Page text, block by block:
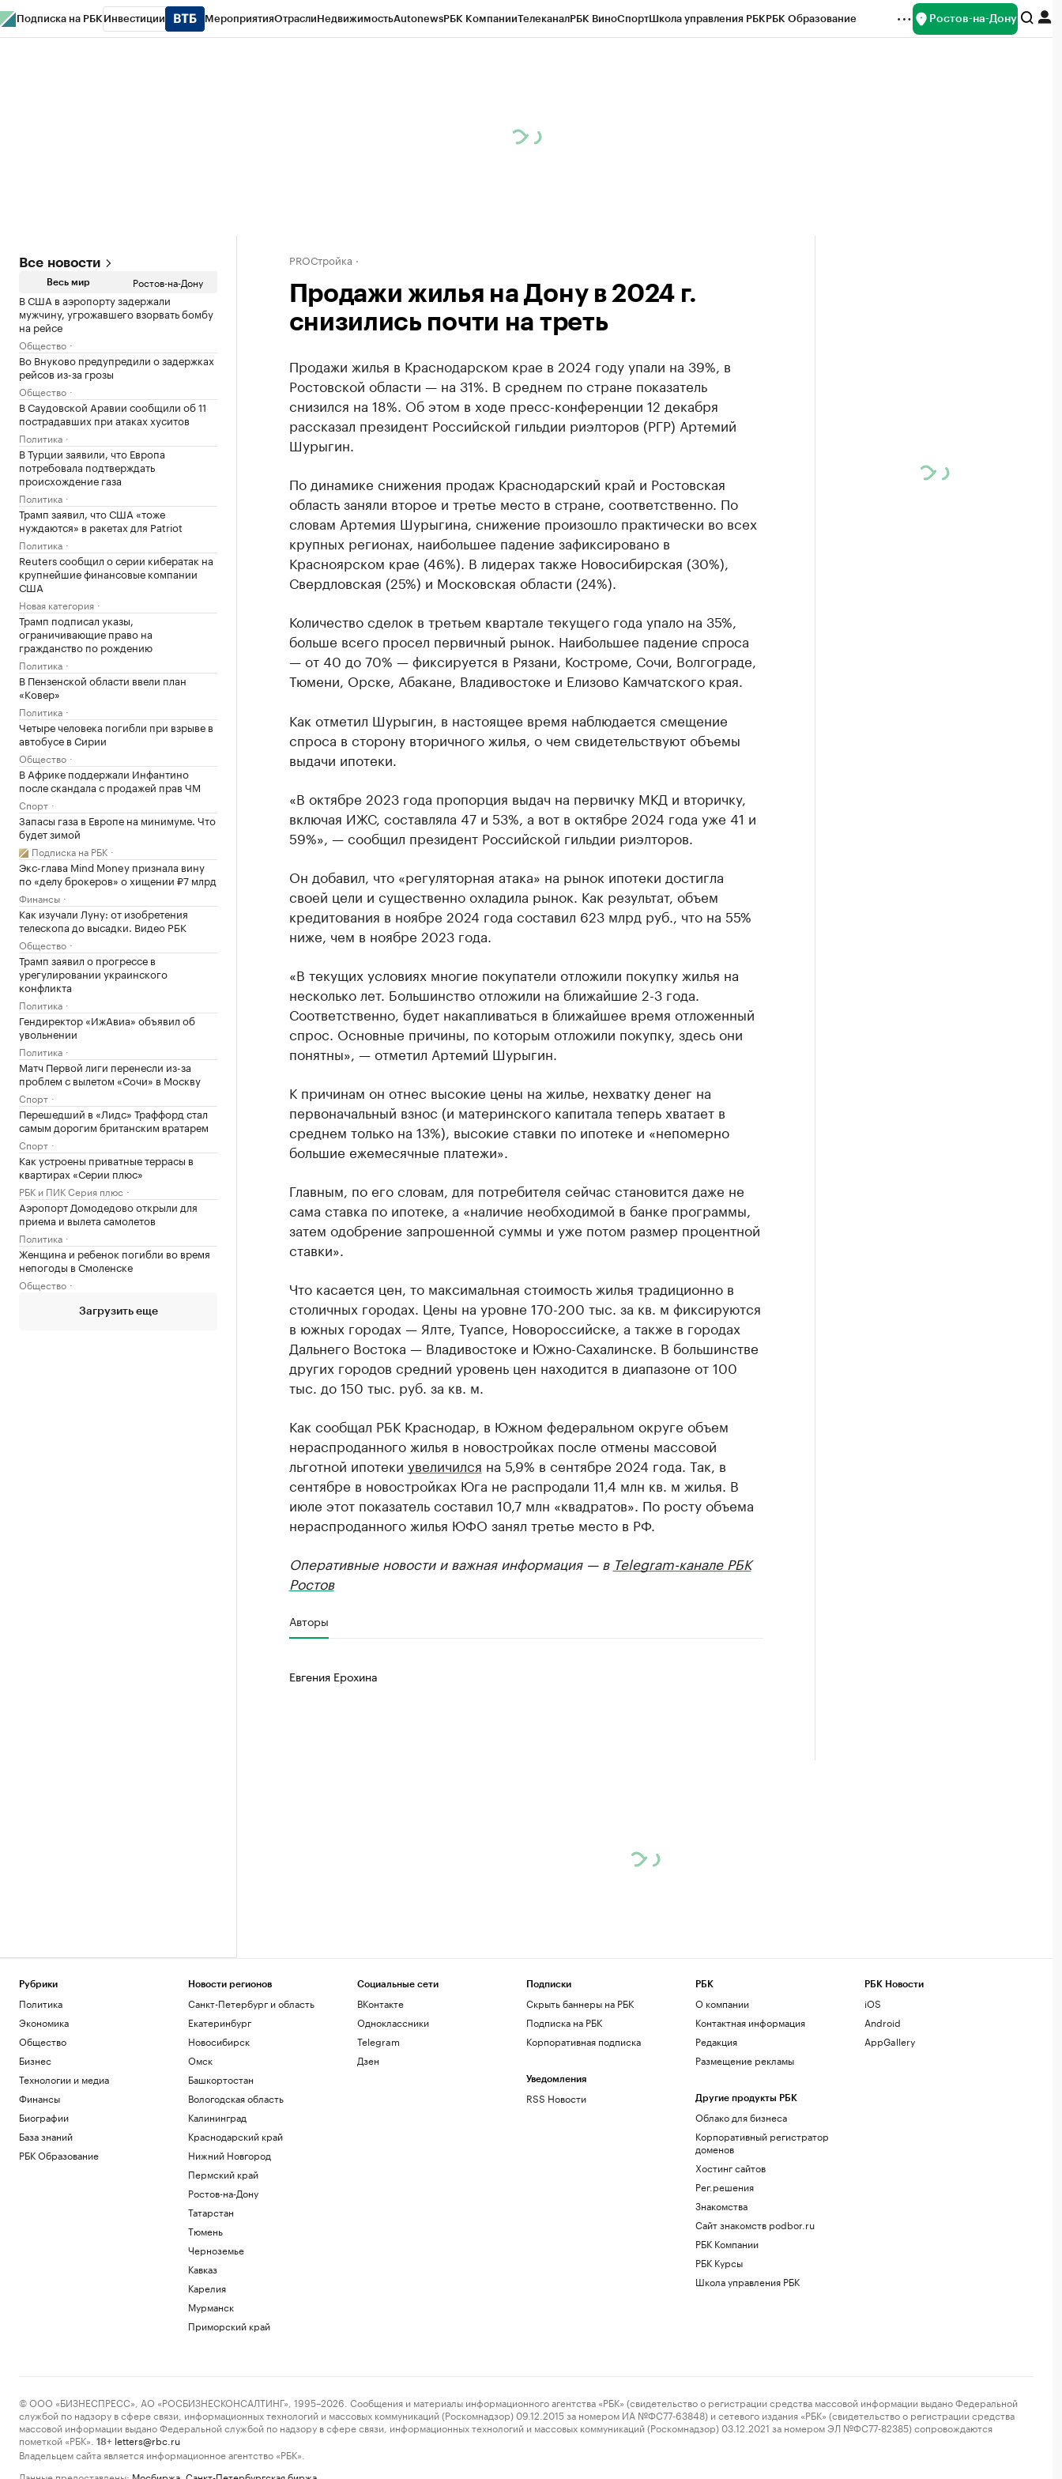
Подписка на РБК Инвестиции МероприятияОтраслиНедвижимостьAutonewsРБК КомпанииТелеканалРБК ВиноСпортШкола управления РБКРБК Образование Ростов-на-Дону
Все новости
Весь мир Ростов-на-Дону
В США в аэропорту задержали
мужчину, угрожавшего взорвать бомбу
на рейсе
Общество
Во Внуково предупредили о задержках
рейсов из-за грозы
Общество
В Саудовской Аравии сообщили об 11
пострадавших при атаках хуситов
Политика
В Турции заявили, что Европа
потребовала подтверждать
происхождение газа
Политика
Трамп заявил, что США «тоже
нуждаются» в ракетах для Patriot
Политика
Reuters сообщил о серии кибератак на
крупнейшие финансовые компании
США
Новая категория
Трамп подписал указы,
ограничивающие право на
гражданство по рождению
Политика
В Пензенской области ввели план
«Ковер»
Политика
Четыре человека погибли при взрыве в
автобусе в Сирии
Общество
В Африке поддержали Инфантино
после скандала с продажей прав ЧМ
Спорт
Запасы газа в Европе на минимуме. Что
будет зимой
Подписка на РБК
Экс-глава Mind Money признала вину
по «делу брокеров» о хищении ₽7 млрд
Финансы
Как изучали Луну: от изобретения
телескопа до высадки. Видео РБК
Общество
Трамп заявил о прогрессе в
урегулировании украинского
конфликта
Политика
Гендиректор «ИжАвиа» объявил об
увольнении
Политика
Матч Первой лиги перенесли из-за
проблем с вылетом «Сочи» в Москву
Спорт
Перешедший в «Лидс» Траффорд стал
самым дорогим британским вратарем
Спорт
Как устроены приватные террасы в
квартирах «Серии плюс»
РБК и ПИК Серия плюс
Аэропорт Домодедово открыли для
приема и вылета самолетов
Политика
Женщина и ребенок погибли во время
непогоды в Смоленске
Общество
Загрузить еще
PROСтройка
Продажи жилья на Дону в 2024 г.
снизились почти на треть
Продажи жилья в Краснодарском крае в 2024 году упали на 39%, в
Ростовской области — на 31%. В среднем по стране показатель
снизился на 18%. Об этом в ходе пресс-конференции 12 декабря
рассказал президент Российской гильдии риэлторов (РГР) Артемий
Шурыгин.
По динамике снижения продаж Краснодарский край и Ростовская
область заняли второе и третье место в стране, соответственно. По
словам Артемия Шурыгина, снижение произошло практически во всех
крупных регионах, наибольшее падение зафиксировано в
Красноярском крае (46%). В лидерах также Новосибирская (30%),
Свердловская (25%) и Московская области (24%).
Количество сделок в третьем квартале текущего года упало на 35%,
больше всего просел первичный рынок. Наибольшее падение спроса
— от 40 до 70% — фиксируется в Рязани, Костроме, Сочи, Волгограде,
Тюмени, Орске, Абакане, Владивостоке и Елизово Камчатского края.
Как отметил Шурыгин, в настоящее время наблюдается смещение
спроса в сторону вторичного жилья, о чем свидетельствуют объемы
выдачи ипотеки.
«В октябре 2023 года пропорция выдач на первичку МКД и вторичку,
включая ИЖС, составляла 47 и 53%, а вот в октябре 2024 года уже 41 и
59%», — сообщил президент Российской гильдии риэлторов.
Он добавил, что «регуляторная атака» на рынок ипотеки достигла
своей цели и существенно охладила рынок. Как результат, объем
кредитования в ноябре 2024 года составил 623 млрд руб., что на 55%
ниже, чем в ноябре 2023 года.
«В текущих условиях многие покупатели отложили покупку жилья на
несколько лет. Большинство отложили на ближайшие 2-3 года.
Соответственно, будет накапливаться в ближайшее время отложенный
спрос. Основные причины, по которым отложили покупку, здесь они
понятны», — отметил Артемий Шурыгин.
К причинам он отнес высокие цены на жилье, нехватку денег на
первоначальный взнос (и материнского капитала теперь хватает в
среднем только на 13%), высокие ставки по ипотеке и «непомерно
большие ежемесячные платежи».
Главным, по его словам, для потребителя сейчас становится даже не
сама ставка по ипотеке, а «наличие необходимой в банке программы,
затем одобрение запрошенной суммы и уже потом размер процентной
ставки».
Что касается цен, то максимальная стоимость жилья традиционно в
столичных городах. Цены на уровне 170-200 тыс. за кв. м фиксируются
в южных городах — Ялте, Туапсе, Новороссийске, а также в городах
Дальнего Востока — Владивостоке и Южно-Сахалинске. В большинстве
других городов средний уровень цен находится в диапазоне от 100
тыс. до 150 тыс. руб. за кв. м.
Как сообщал РБК Краснодар, в Южном федеральном округе объем
нераспроданного жилья в новостройках после отмены массовой
льготной ипотеки увеличился на 5,9% в сентябре 2024 года. Так, в
сентябре в новостройках Юга не распродали 11,4 млн кв. м жилья. В
июле этот показатель составил 10,7 млн «квадратов». По росту объема
нераспроданного жилья ЮФО занял третье место в РФ.
Оперативные новости и важная информация — в Telegram-канале РБК
Ростов
Авторы
Евгения Ерохина
Рубрики
Политика
Экономика
Общество
Бизнес
Технологии и медиа
Финансы
Биографии
База знаний
РБК Образование
Новости регионов
Санкт-Петербург и область
Екатеринбург
Новосибирск
Омск
Башкортостан
Вологодская область
Калининград
Краснодарский край
Нижний Новгород
Пермский край
Ростов-на-Дону
Татарстан
Тюмень
Черноземье
Кавказ
Карелия
Мурманск
Приморский край
Социальные сети
ВКонтакте
Одноклассники
Telegram
Дзен
Подписки
Скрыть баннеры на РБК
Подписка на РБК
Корпоративная подписка
Уведомления
RSS Новости
РБК
О компании
Контактная информация
Редакция
Размещение рекламы
Другие продукты РБК
Облако для бизнеса
Корпоративный регистратор
доменов
Хостинг сайтов
Рег.решения
Знакомства
Сайт знакомств podbor.ru
РБК Компании
РБК Курсы
Школа управления РБК
РБК Новости
iOS
Android
AppGallery
© ООО «БИЗНЕСПРЕСС», АО «РОСБИЗНЕСКОНСАЛТИНГ», 1995–2026. Сообщения и материалы информационного агентства «РБК» (свидетельство о регистрации средства массовой информации выдано Федеральной
службой по надзору в сфере связи, информационных технологий и массовых коммуникаций (Роскомнадзор) 09.12.2015 за номером ИА №ФС77-63848) и сетевого издания «РБК» (свидетельство о регистрации средства
массовой информации выдано Федеральной службой по надзору в сфере связи, информационных технологий и массовых коммуникаций (Роскомнадзор) 03.12.2021 за номером ЭЛ №ФС77-82385) сопровождаются
пометкой «РБК».
18+ letters@rbc.ru
Владельцем сайта является информационное агентство «РБК».